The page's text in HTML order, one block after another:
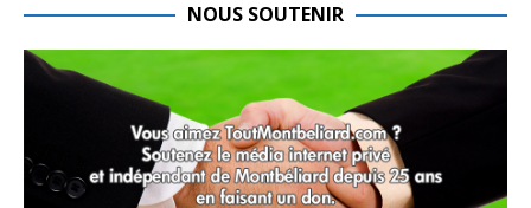
NOUS SOUTENIR